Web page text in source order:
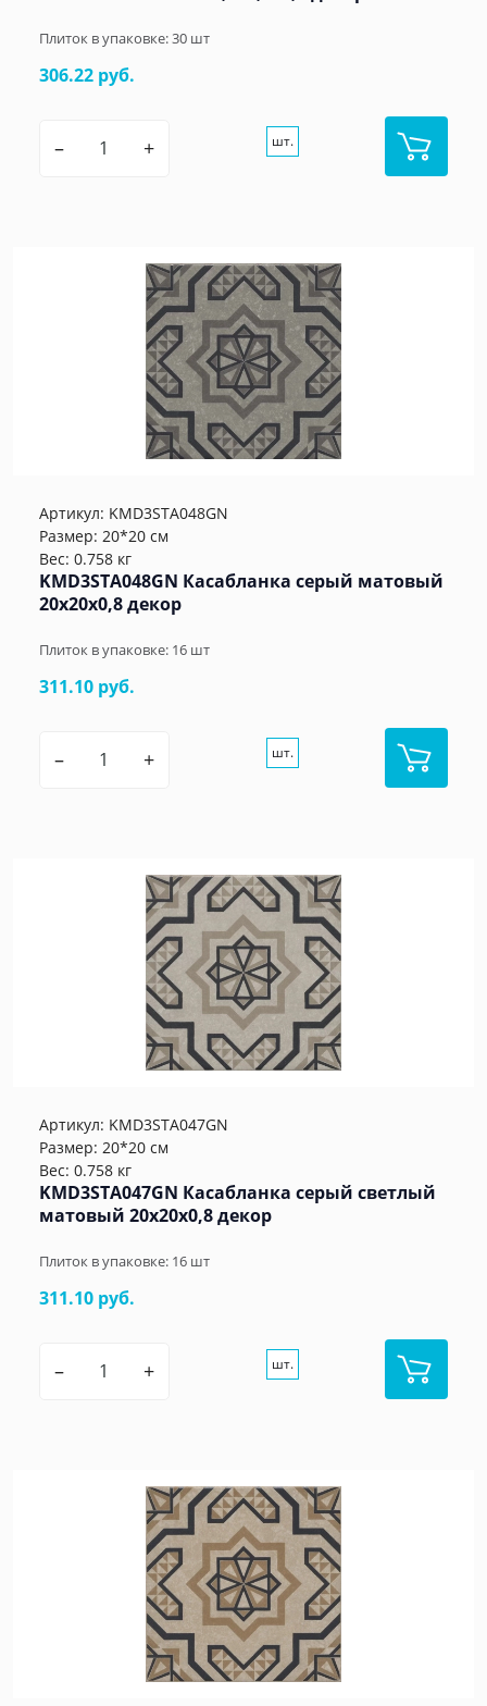
Плиток в упаковке:30 шт
306.22 руб.
– + шт.
Артикул: KMD3STA048GN
Размер: 20*20 см
Вес: 0.758 кг
KMD3STA048GN Касабланка серый матовый
20x20x0,8 декор
Плиток в упаковке: 16 шт
311.10 руб.
– + шт.
Артикул: KMD3STA047GN
Размер: 20*20 см
Вес: 0.758 кг
KMD3STA047GN Касабланка серый светлый
матовый 20x20x0,8 декор
Плиток в упаковке: 16 шт
311.10 руб.
– + шт.